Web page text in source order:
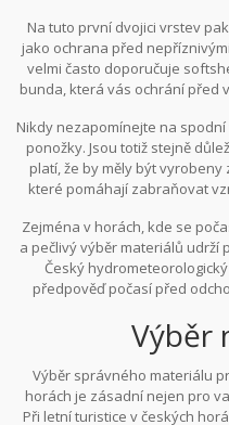
speciální funkční tkaniny.
tělesné teploty, protože
čímž vás udržuje v suchu.
druhou, izolační vrstvu –
Na tuto první dvojici vrstev
jako ochrana před
velmi často doporučuje
bunda, která vás ochrání před
aktuálních podmínek a
horolezec Reinhold Messner,
špatně zvolené oblečení."
vrstvení je klíč ke
Nikdy nezapomínejte na
ponožky. Jsou totiž stejně
platí, že by měly být
které pomáhají zabraňovat
trek. Praktické je mít vždy u
zabalit do malého batohu.
lehká mikina, se může
Zejména v horách, kde se
a pečlivý výběr materiálů udrží
Český
předpověď počasí před
z klíčových faktorů, jak
příjemný
Výběr
Výběr správného materiálu
horách je zásadní nejen pro
Při letní turistice v českých